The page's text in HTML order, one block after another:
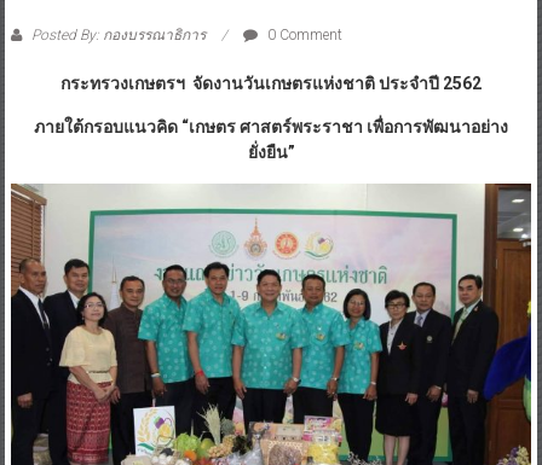
Posted By: กองบรรณาธิการ 0 Comment
กระทรวงเกษตรฯ จัดงานวันเกษตรแห่งชาติ ประจำปี 2562
ภายใต้กรอบแนวคิด “เกษตร ศาสตร์พระราชา เพื่อการพัฒนาอย่าง
ยั่งยืน”